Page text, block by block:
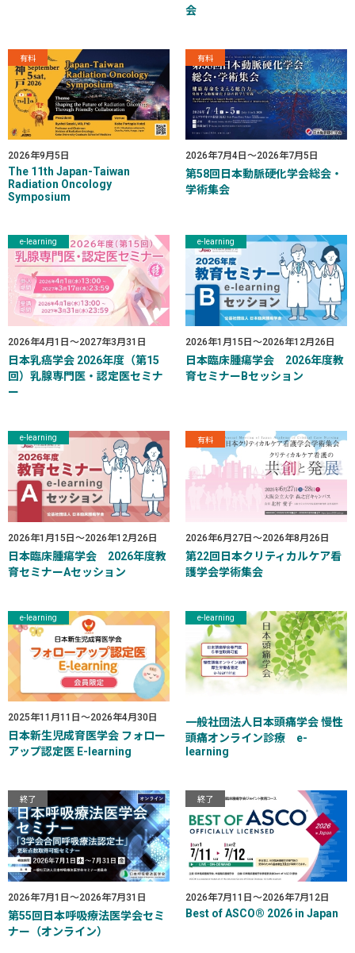
会
有料
2026年9月5日
The 11th Japan-Taiwan
Radiation Oncology
Symposium
有料
2026年7月4日 ～2026年7月5日
第58回日本動脈硬化学会総会・
学術集会
e-learning
2026年4月1日 ～2027年3月31日
日本乳癌学会 2026年度（第15
回）乳腺専門医・認定医セミナ
ー
e-learning
2026年1月15日 ～2026年12月26日
日本臨床腫瘍学会 2026年度教
育セミナーBセッション
e-learning
2026年1月15日～2026年12月26日
日本臨床腫瘍学会 2026年度教
育セミナーAセッション
有料
2026年6月27日～2026年8月26日
第22回日本クリティカルケア看
護学会学術集会
e-learning
2025年11月11日 ～2026年4月30日
日本新生児成育医学会 フォロー
アップ認定医 E-learning
e-learning
一般社団法人日本頭痛学会 慢性
頭痛オンライン診療 e-
learning
終了
2026年7月1日 ～2026年7月31日
第55回日本呼吸療法医学会セミ
ナー（オンライン）
終了
2026年7月11日 ～2026年7月12日
Best of ASCO® 2026 in Japan